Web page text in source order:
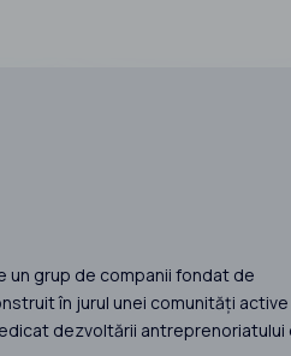
un grup de companii fondat de
în jurul unei comunități
dezvoltării antreprenoriatului